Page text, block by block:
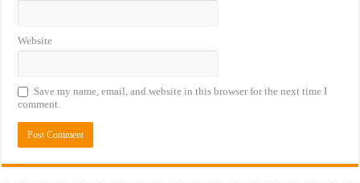
Website
Save my name, email, and website in this browser for the next time I
comment.